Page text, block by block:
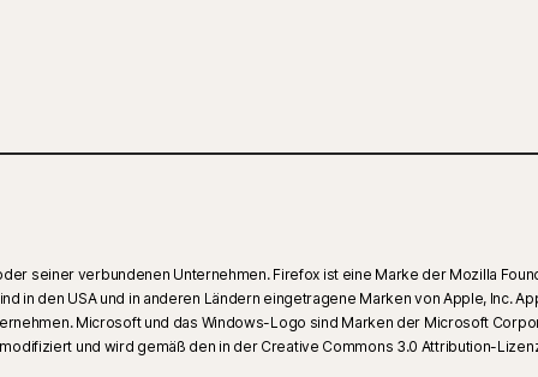
seiner verbundenen Unternehmen. Firefox ist eine Marke der Mozilla
in den USA und in anderen Ländern eingetragene Marken von Apple, Inc.
Microsoft und das Windows-Logo sind Marken der Microsoft
und wird gemäß den in der Creative Commons 3.0 Attribution-